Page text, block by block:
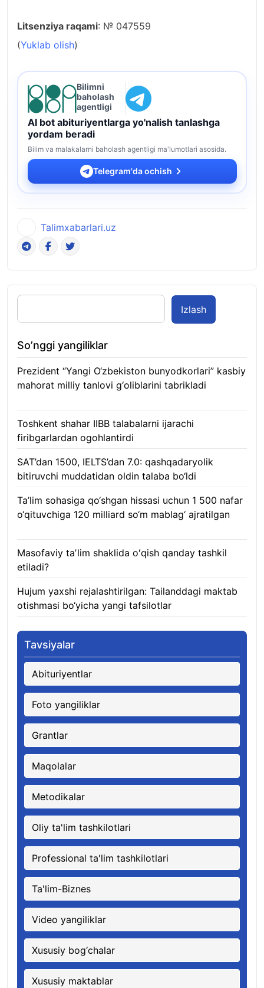
Litsenziya raqami: № 047559
(Yuklab olish)
Bilimni
baholash
agentligi
AI bot abituriyentlarga yo'nalish tanlashga
yordam beradi
Bilim va malakalarni baholash agentligi ma'lumotlari asosida.
Telegram'da ochish
Talimxabarlari.uz
Izlash
So’nggi yangiliklar
Prezident “Yangi O‘zbekiston bunyodkorlari” kasbiy
mahorat milliy tanlovi g‘oliblarini tabrikladi
Toshkent shahar IIBB talabalarni ijarachi
firibgarlardan ogohlantirdi
SAT’dan 1500, IELTS’dan 7.0: qashqadaryolik
bitiruvchi muddatidan oldin talaba bo‘ldi
Ta’lim sohasiga qo‘shgan hissasi uchun 1 500 nafar
o‘qituvchiga 120 milliard so‘m mablag‘ ajratilgan
Masofaviy taʼlim shaklida oʻqish qanday tashkil
etiladi?
Hujum yaxshi rejalashtirilgan: Tailanddagi maktab
otishmasi bo‘yicha yangi tafsilotlar
Tavsiyalar
Abituriyentlar
Foto yangiliklar
Grantlar
Maqolalar
Metodikalar
Oliy ta'lim tashkilotlari
Professional ta'lim tashkilotlari
Ta'lim-Biznes
Video yangiliklar
Xususiy bog‘chalar
Xususiy maktablar